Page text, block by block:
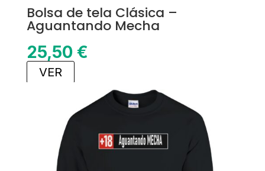
Bolsa de tela Clásica –
Aguantando Mecha
25,50 €
VER